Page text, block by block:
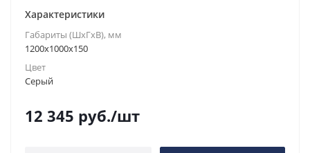
Характеристики
Габариты (ШxГxВ), мм
1200x1000x150
Цвет
Серый
12 345 руб./шт